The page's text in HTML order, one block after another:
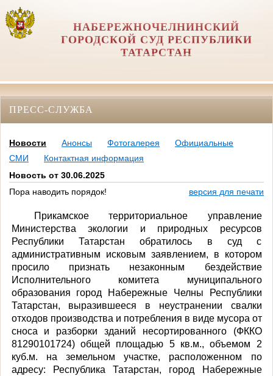
НАБЕРЕЖНОЧЕЛНИНСКИЙ
ГОРОДСКОЙ СУД РЕСПУБЛИКИ
ТАТАРСТАН
ПРЕСС-СЛУЖБА
Новости Анонсы Фотогалерея
Официальные
СМИ
Контактная информация
Новость от 30.06.2025
Пора наводить порядок!
версия для печати
Прикамское территориальное управление
Министерства экологии и природных ресурсов
Республики Татарстан обратилось в суд с
административным исковым заявлением, в котором
просило признать незаконным бездействие
Исполнительного комитета муниципального
образования город Набережные Челны Республики
Татарстан, выразившееся в неустранении свалки
отходов производства и потребления в виде мусора от
сноса и разборки зданий несортированного (ФККО
81290101724) общей площадью 5 кв.м., объемом 2
куб.м. на земельном участке, расположенном по
адресу: Республика Татарстан, город Набережные